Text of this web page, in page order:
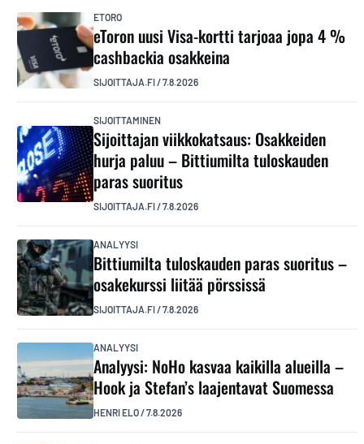
ETORO
eToron uusi Visa-kortti tarjoaa jopa 4 %
cashbackia osakkeina
SIJOITTAJA.FI/7.8.2026
SIJOITTAMINEN
Sijoittajan viikkokatsaus: Osakkeiden
hurja paluu – Bittiumilta tuloskauden
paras suoritus
SIJOITTAJA.FI/7.8.2026
ANALYYSI
Bittiumilta tuloskauden paras suoritus –
osakekurssi liitää pörssissä
SIJOITTAJA.FI/7.8.2026
ANALYYSI
Analyysi: NoHo kasvaa kaikilla alueilla –
Hook ja Stefan’s laajentavat Suomessa
HENRI ELO/7.8.2026